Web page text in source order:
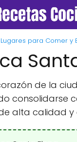
para Comer y
de la
consolidarse
alta calidad y